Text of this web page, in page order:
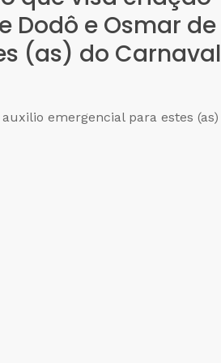
Dodô e Osmar de
(as) do Carnaval
emergencial para estes (as)